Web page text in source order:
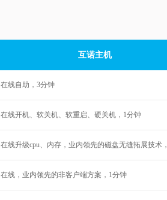
互诺主机
在线自助，3分钟
在线开机、软关机、软重启、硬关机，1分钟
在线升级cpu、内存，业内领先的磁盘无缝拓展技术
在线，业内领先的非客户端方案，1分钟